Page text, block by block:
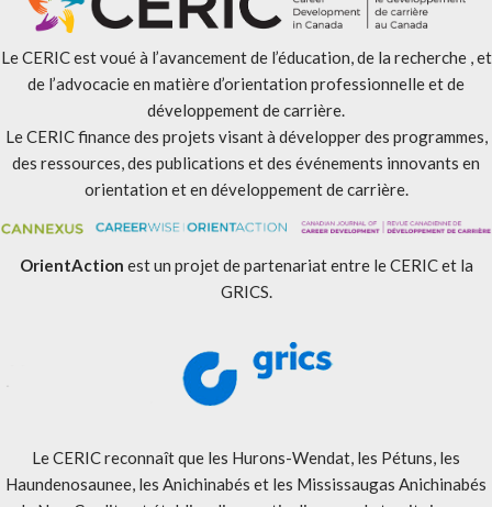
Le CERIC est voué à l’avancement de l’éducation, de la recherche , et
de l’advocacie en matière d’orientation professionnelle et de
développement de carrière.
Le CERIC finance des projets visant à développer des programmes,
des ressources, des publications et des événements innovants en
orientation et en développement de carrière.
OrientAction est un projet de partenariat entre le CERIC et la
GRICS.
Le CERIC reconnaît que les Hurons-Wendat, les Pétuns, les
Haundenosaunee, les Anichinabés et les Mississaugas Anichinabés